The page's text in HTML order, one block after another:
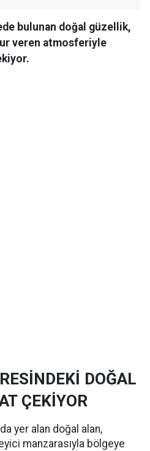
bulunan doğal güzellik,
veren atmosferiyle
DOĞAL
ÇEKİYOR
yer alan doğal alan,
manzarasıyla bölgeye